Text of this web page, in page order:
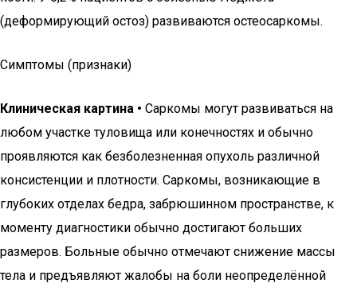
(деформирующий остоз) развиваются остеосаркомы.
Симптомы (признаки)
Клиническая картина • Саркомы могут развиваться на
любом участке туловища или конечностях и обычно
проявляются как безболезненная опухоль различной
консистенции и плотности. Саркомы, возникающие в
глубоких отделах бедра, забрюшинном пространстве, к
моменту диагностики обычно достигают больших
размеров. Больные обычно отмечают снижение массы
тела и предъявляют жалобы на боли неопределённой